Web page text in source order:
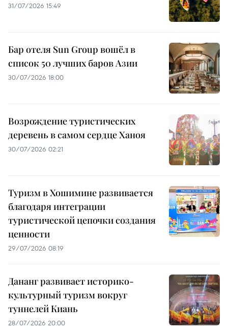
31/07/2026 15:49
Бар отеля Sun Group вошёл в
список 50 лучших баров Азии
30/07/2026 18:00
Возрождение туристических
деревень в самом сердце Ханоя
30/07/2026 02:21
Туризм в Хошимине развивается
благодаря интеграции
туристической цепочки создания
ценности
29/07/2026 08:19
Дананг развивает историко-
культурный туризм вокруг
туннелей Киань
28/07/2026 20:00